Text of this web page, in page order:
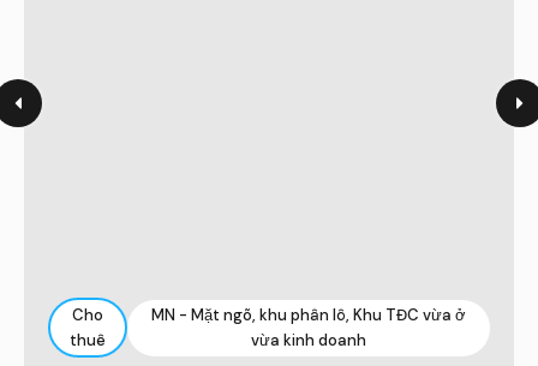
Cho
thuê
MN - Mặt ngõ, khu phân lô, Khu TĐC vừa ở
vừa kinh doanh